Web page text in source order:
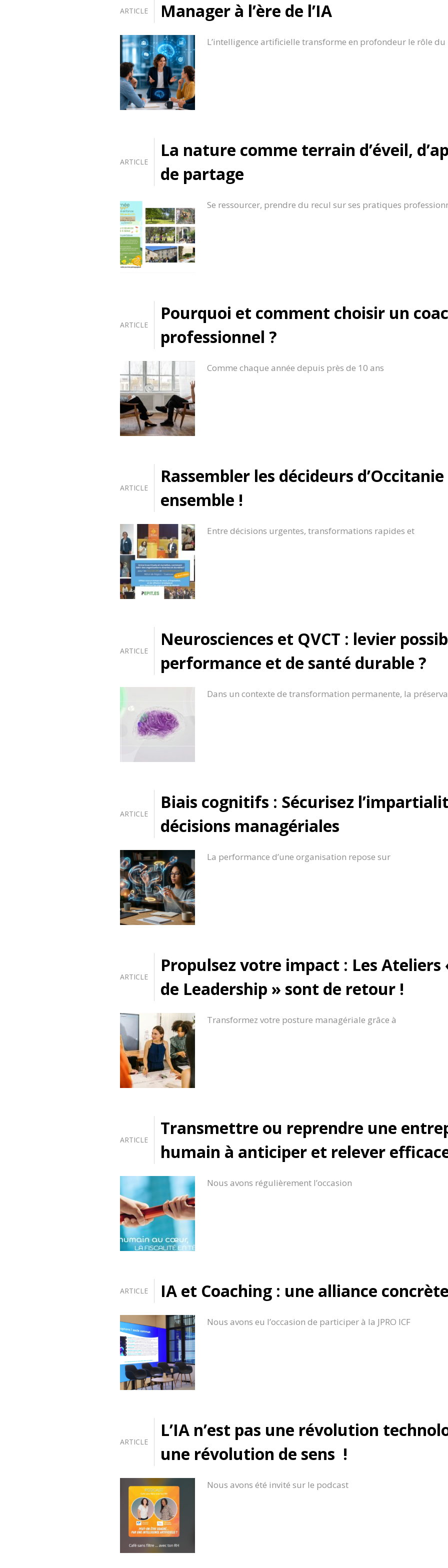
ARTICLE Manager à l’ère de l’IA
L’intelligence artificielle transforme en profondeur le rôle du
ARTICLE
La nature comme terrain d’éveil,
de partage
Se ressourcer, prendre du recul sur ses pratiques
ARTICLE
Pourquoi et comment choisir un
professionnel ?
Comme chaque année depuis près de 10 ans
ARTICLE
Rassembler les décideurs
ensemble !
Entre décisions urgentes, transformations rapides et
ARTICLE
Neurosciences et QVCT : levier
performance et de santé durable ?
Dans un contexte de transformation permanente, la
ARTICLE
Biais cognitifs : Sécurisez
décisions managériales
La performance d’une organisation repose sur
ARTICLE
Propulsez votre impact : Les Ateliers
de Leadership » sont de retour !
Transformez votre posture managériale grâce à
ARTICLE
Transmettre ou reprendre une
humain à anticiper et relever
Nous avons régulièrement l’occasion
ARTICLE IA et Coaching : une alliance
Nous avons eu l’occasion de participer à la JPRO ICF
ARTICLE
L’IA n’est pas une révolution
une révolution de sens !
Nous avons été invité sur le podcast